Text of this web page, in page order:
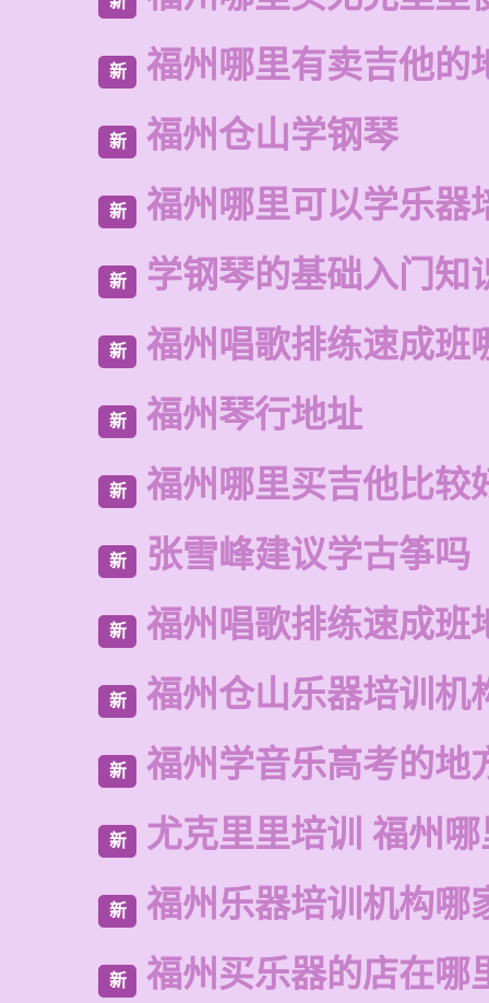
新 福州哪里有卖吉他的
新 福州仓山学钢琴
新 福州哪里可以学乐器
新 学钢琴的基础入门知
新 福州唱歌排练速成班
新 福州琴行地址
新 福州哪里买吉他比较
新 张雪峰建议学古筝吗
新 福州唱歌排练速成班
新 福州仓山乐器培训机
新 福州学音乐高考的地
新 尤克里里培训 福州
新 福州乐器培训机构哪
新 福州买乐器的店在哪